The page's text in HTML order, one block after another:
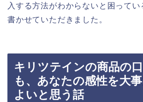
入する方法がわからないと困って
書かせていただきました。
キリツテインの商品の
も、あなたの感性を大
よいと思う話